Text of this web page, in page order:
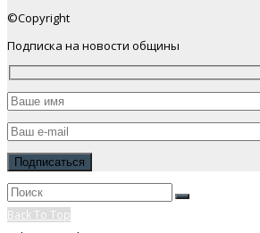
©Copyright
Подписка на новости общины
Back To Top